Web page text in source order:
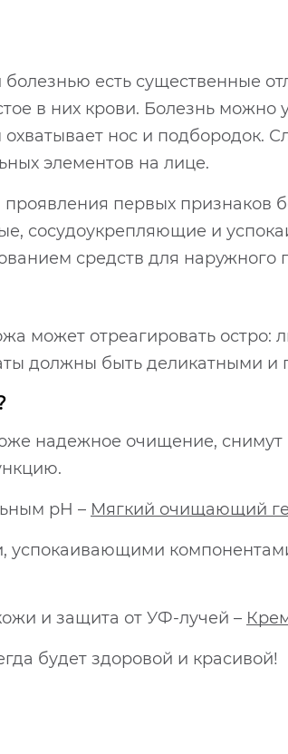
есть существенные
в них крови. Болезнь
нос и подбородок.
элементов на лице.
первых признаков
сосудоукрепляющие и
средств для наружного
может отреагировать остро:
должны быть деликатными и
надежное очищение,
pH – Мягкий очищающий
успокаивающими
и защита от УФ-лучей –
будет здоровой и красивой!